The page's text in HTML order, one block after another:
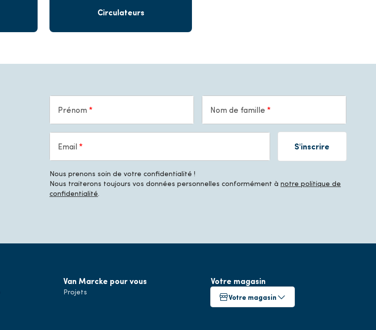
Circulateurs
Prénom Nom de famille
Email S'inscrire
Nous prenons soin de votre confidentialité !
Nous traiterons toujours vos données personnelles conformément à notre politique de
confidentialité.
Votre magasin
Votre magasin
Van Marcke pour vous
Projets